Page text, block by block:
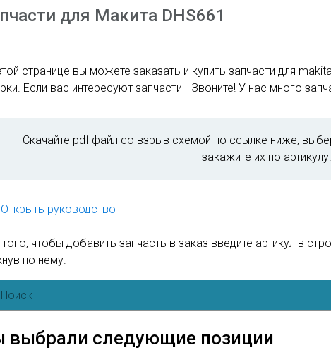
для Макита DHS661
странице вы можете заказать и купить запчасти для
Если вас интересуют запчасти - Звоните! У нас много
Скачайте pdf файл со взрыв схемой по ссылке ниже,
закажите их по артикулу.
Открыть руководство
чтобы добавить запчасть в заказ введите артикул в
по нему.
выбрали следующие позиции